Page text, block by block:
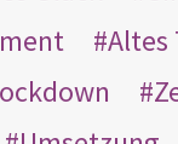
Altes